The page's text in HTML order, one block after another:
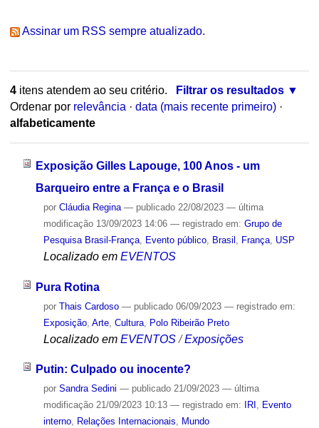
Assinar um RSS sempre atualizado.
4itens atendem ao seu critério.
Filtrar os resultados
Ordenar por relevância · data (mais recente primeiro) ·
alfabeticamente
Exposição Gilles Lapouge, 100 Anos - um
Barqueiro entre a França e o Brasil
por Cláudia Regina — publicado22/08/2023 — última
modificação13/09/2023 14:06 — registrado em: Grupo de
Pesquisa Brasil-França, Evento público, Brasil França, USP
Localizado em EVENTOS
Pura Rotina
por Thais Cardoso — publicado06/09/2023 — registrado em:
Exposição, Arte, Cultura, Polo Ribeirão Preto
Localizado em EVENTOS /Exposições
Putin: Culpado ou inocente?
por Sandra Sedini — publicado21/09/2023 — última
modificação21/09/2023 10:13 — registrado em: IRI , Evento
interno, Relações Internacionais, Mundo